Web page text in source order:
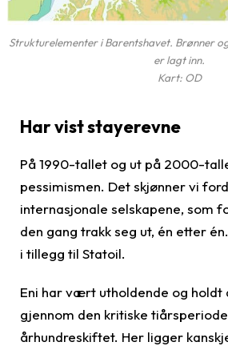
Strukturelementer i Barentshavet. Brønner
er lagt inn.
Kart: OD
Har vist stayerevne
På 1990-tallet og ut på 2000-
pessimismen. Det skjønner vi
internasjonale selskapene, som
den gang trakk seg ut, én etter
i tillegg til Statoil.
Eni har vært utholdende og holdt
gjennom den kritiske
århundreskiftet. Her ligger